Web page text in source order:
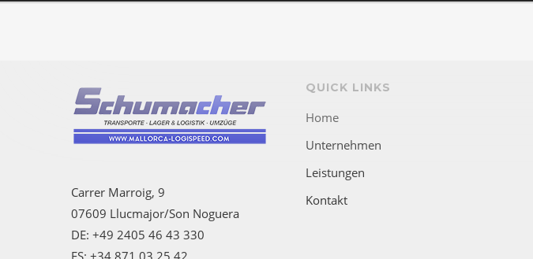
Carrer Marroig, 9
07609 Llucmajor/Son Noguera
DE: +49 2405 46 43 330
ES: +34 871 03 25 42
QUICK LINKS
Home
Unternehmen
Leistungen
Kontakt